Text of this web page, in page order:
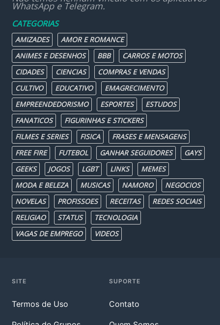
WhatsApp e Telegram.
CATEGORIAS
AMIZADES
AMOR E ROMANCE
ANIMES E DESENHOS
BBB
CARROS E MOTOS
CIDADES
CIENCIAS
COMPRAS E VENDAS
CULTIVO
EDUCATIVO
EMAGRECIMENTO
EMPREENDEDORISMO
ESPORTES
ESTUDOS
FANATICOS
FIGURINHAS E STICKERS
FILMES E SERIES
FISICA
FRASES E MENSAGENS
FREE FIRE
FUTEBOL GANHAR SEGUIDORES
GAYS
GEEKS
JOGOS LGBT LINKS
MEMES
MODA E BELEZA
MUSICAS NAMORO
NEGOCIOS
NOVELAS
PROFISSOES RECEITAS
REDES SOCIAIS
RELIGIAO
STATUS
TECNOLOGIA
VAGAS DE EMPREGO
VIDEOS
SITE
Termos de Uso
SUPORTE
Contato